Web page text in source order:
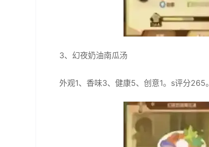
3、幻夜奶油南瓜汤
外观1、香味3、健康5、创意1。s评分265。